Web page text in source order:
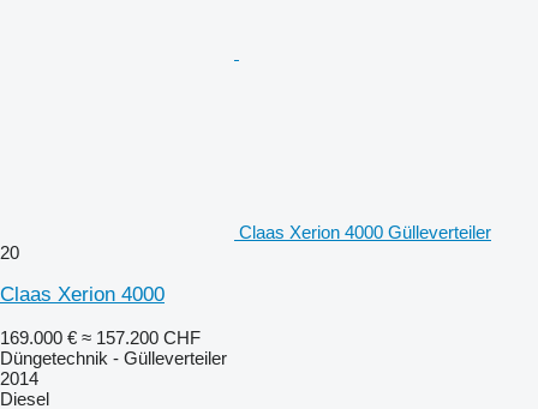
Claas Xerion 4000 Gülleverteiler
20
Claas Xerion 4000
169.000 € ≈ 157.200 CHF
Düngetechnik - Gülleverteiler
2014
Diesel